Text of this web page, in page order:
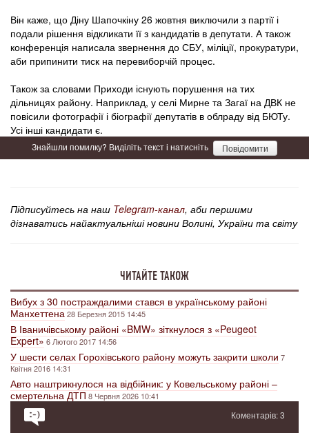
Він каже, що Діну Шапочкіну 26 жовтня виключили з партії і
подали рішення відкликати її з кандидатів в депутати. А також
конференція написала звернення до СБУ, міліції, прокуратури,
аби припинити тиск на перевиборчій процес.
Також за словами Приходи існують порушення на тих
дільницях району. Наприклад, у селі Мирне та Загаї на ДВК не
повісили фотографії і біографії депутатів в облраду від БЮТу.
Усі інші кандидати є.
Знайшли помилку? Виділіть текст і натисніть Повідомити
Підписуйтесь на наш Telegram-канал, аби першими
дізнаватись найактуальніші новини Волині, України та світу
ЧИТАЙТЕ ТАКОЖ
Вибух з 30 постраждалими стався в українському районі
Манхеттена28 Березня 2015 14:45
В Іваничівському районі «BMW» зіткнулося з «Peugeot
Expert»6 Лютого 2017 14:56
У шести селах Горохівського району можуть закрити школи 7
Квітня 2016 14:31
Авто наштрикнулося на відбійник: у Ковельському районі –
смертельна ДТП8 Червня 2026 10:41
Коментарів: 3